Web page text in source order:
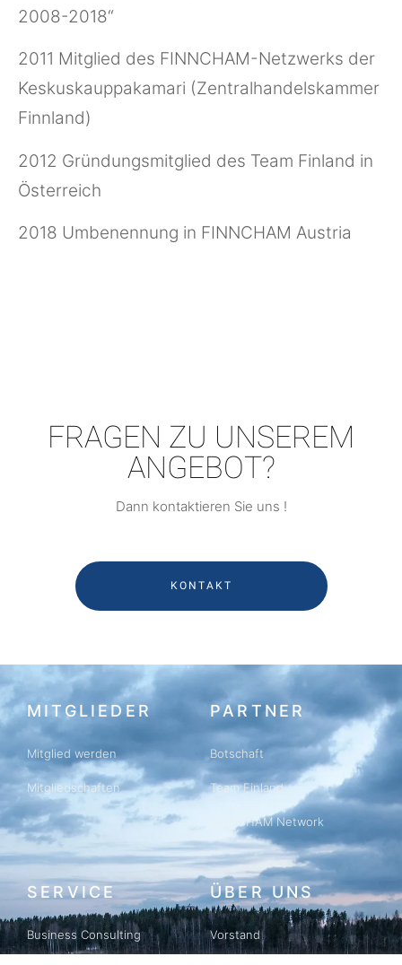
2008-2018“
2011 Mitglied des FINNCHAM-Netzwerks der
Keskuskauppakamari (Zentralhandelskammer
Finnland)
2012 Gründungsmitglied des Team Finland in
Österreich
2018 Umbenennung in FINNCHAM Austria
FRAGEN ZU UNSEREM
ANGEBOT?
Dann kontaktieren Sie uns !
KONTAKT
MITGLIEDER
Mitglied werden
Mitgliedschaften
PARTNER
Botschaft
Team Finland
FINNCHAM Network
SERVICE
Business Consulting
ÜBER UNS
Vorstand